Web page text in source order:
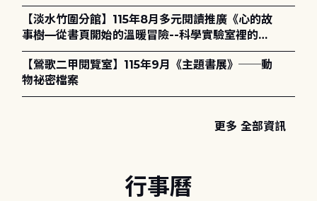
護全攻略》
【淡水竹圍分館】115年8月多元閱讀推廣《心的故
事樹—從書頁開始的溫暖冒險--科學實驗室裡的放
電章魚》
【鶯歌二甲閱覽室】115年9月《主題書展》──動
物祕密檔案
更多 全部資訊
行事曆